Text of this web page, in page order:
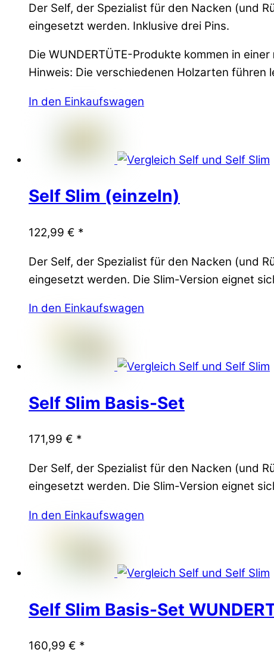
Der Self, der Spezialist für den Nacken (und
eingesetzt werden. Inklusive drei Pins.
Die WUNDERTÜTE-Produkte kommen in einer
Hinweis: Die verschiedenen Holzarten führen
In den Einkaufswagen
Self Slim (einzeln)
122,99 € *
Der Self, der Spezialist für den Nacken (und
eingesetzt werden. Die Slim-Version eignet
In den Einkaufswagen
Self Slim Basis-Set
171,99 € *
Der Self, der Spezialist für den Nacken (und
eingesetzt werden. Die Slim-Version eignet
In den Einkaufswagen
Self Slim Basis-Set
160,99 € *